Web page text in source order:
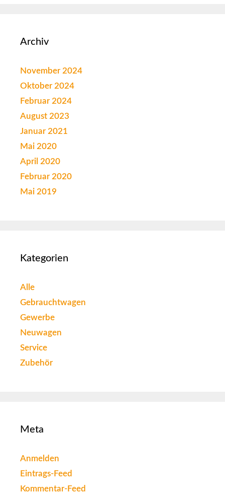
Archiv
November 2024
Oktober 2024
Februar 2024
August 2023
Januar 2021
Mai 2020
April 2020
Februar 2020
Mai 2019
Kategorien
Alle
Gebrauchtwagen
Gewerbe
Neuwagen
Service
Zubehör
Meta
Anmelden
Eintrags-Feed
Kommentar-Feed